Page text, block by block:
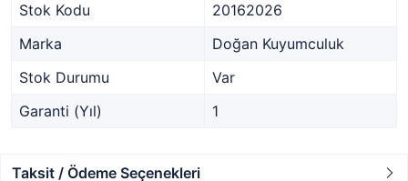
Stok Kodu
20162026
Marka
Doğan Kuyumculuk
Stok Durumu
Var
Garanti (Yıl)
1
Taksit / Ödeme Seçenekleri